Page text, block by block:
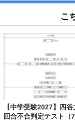
こ
【中学受験2027】四
回合不合判定テスト（